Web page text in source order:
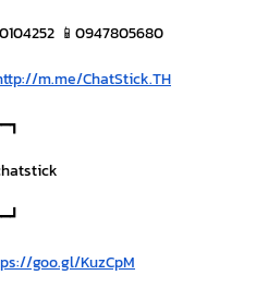
📱0947805680
m.me/ChatStick.TH
goo.gl/KuzCpM